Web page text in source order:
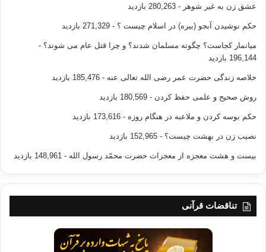
عشق زن به غیر شوهر - 280,263 بازدید
حکم نوشیدن آبجو (بیره) در اسلام چیست ؟ - 271,329 بازدید
میانمار کجاست؟ چگونه مسلمان شدند؟ و چرا قتل عام می شوند؟ -
196,144 بازدید
خلاصه زندگی حضرت عمر رضی الله تعالی عنه - 185,476 بازدید
روش صحیح و علمی حفظ کردن - 180,569 بازدید
حکم بوسه کردن و ملاعبه در هنگام روزه - 173,616 بازدید
نصیب زن در بهشت چیست؟ - 152,965 بازدید
بیست و هشت معجزه از معجزات حضرت محمّد رسول الله - 148,961 بازدید
تناقضات قرآنی